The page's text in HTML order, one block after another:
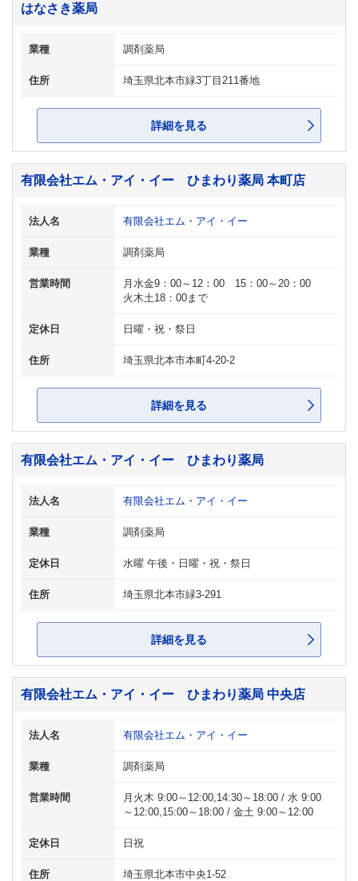
はなさき薬局
業種 調剤薬局
住所 埼玉県北本市緑3丁目211番地
詳細を見る
有限会社エム・アイ・イー ひまわり薬局 本町店
法人名 有限会社エム・アイ・イー
業種 調剤薬局
営業時間
月水金9：00～12：00 15：00～20：00
火木土18：00まで
定休日 日曜・祝・祭日
住所 埼玉県北本市本町4-20-2
詳細を見る
有限会社エム・アイ・イー ひまわり薬局
法人名 有限会社エム・アイ・イー
業種 調剤薬局
定休日 水曜 午後・日曜・祝・祭日
住所 埼玉県北本市緑3-291
詳細を見る
有限会社エム・アイ・イー ひまわり薬局 中央店
法人名 有限会社エム・アイ・イー
業種 調剤薬局
営業時間
月火木 9:00～12:00,14:30～18:00 / 水 9:00
～12:00,15:00～18:00 / 金土 9:00～12:00
定休日 日祝
住所 埼玉県北本市中央1-52